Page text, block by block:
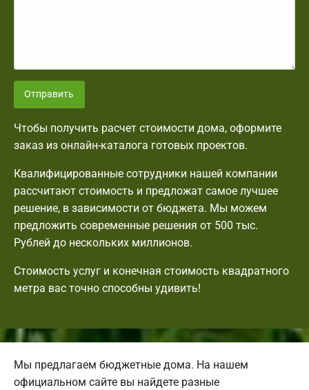
Отправить
Чтобы получить расчет стоимости дома, оформите
заказ из онлайн-каталога готовых проектов.
Квалифицированные сотрудники нашей компании
рассчитают стоимость и предложат самое лучшее
решение, в зависимости от бюджета. Мы можем
предложить современные решения от 500 тыс.
Рублей до нескольких миллионов.
Стоимость услуг и конечная стоимость квадратного
метра вас точно способны удивить!
Мы предлагаем бюджетные дома. На нашем
официальном сайте вы найдете разные